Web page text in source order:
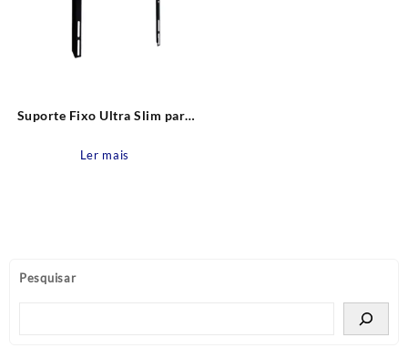
Pesquisar
Suporte Fixo Ultra Slim para
Brasforma
Ler mais